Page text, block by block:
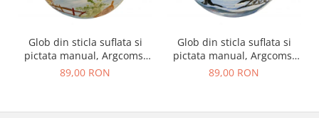
Glob din sticla suflata si
pictata manual, Argcoms,
Fabrica lui Mos Craciun,
Sferic
89,00 RON
Glob din sticla suflata si
pictata manual, Argcoms,
Fabrica lui Mos Craciun,
120 mm, Sferic
89,00 RON